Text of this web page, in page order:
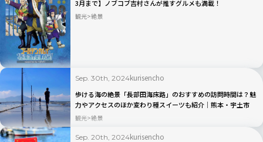
3月まで】ノブコブ吉村さんが推すグルメも満載！
観光 絶景
Sep. 30th, 2024kurisencho
歩ける海の絶景「長部田海床路」のおすすめの訪問時間は？魅
力やアクセスのほか変わり種スイーツも紹介｜熊本・宇土市
観光 絶景
Sep. 20th, 2024kurisencho